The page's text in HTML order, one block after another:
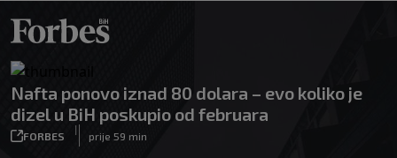
Nafta ponovo iznad 80 dolara – evo koliko je
dizel u BiH poskupio od februara
FORBES
|
prije 59 min